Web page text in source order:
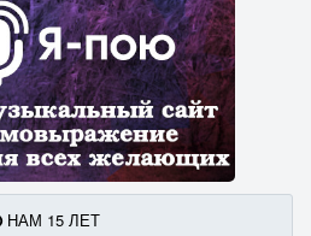
НАМ 15 ЛЕТ